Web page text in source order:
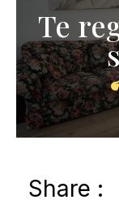
Te
Share :